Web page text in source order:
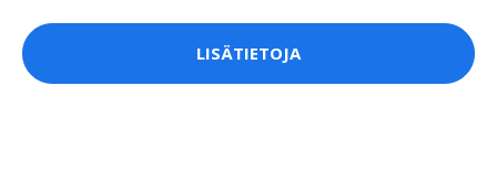
LISÄTIETOJA